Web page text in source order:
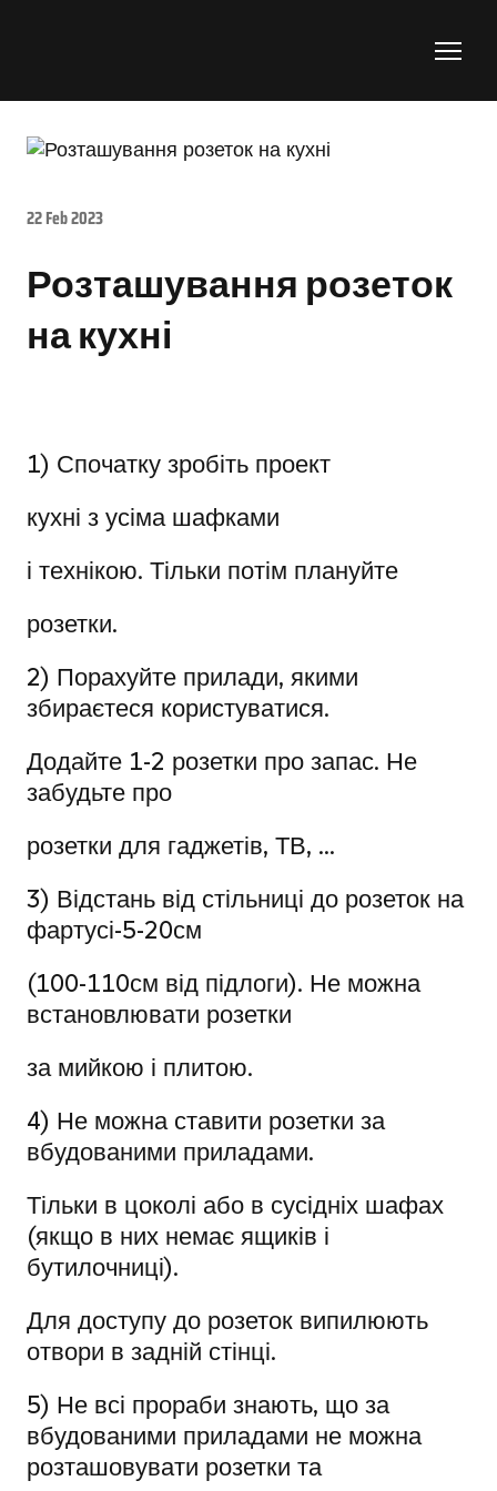
22 Feb 2023
Розташування розеток
на кухні
1) Спочатку зробіть проект
кухні з усіма шафками
і технікою. Тільки потім плануйте
розетки.
2) Порахуйте прилади, якими
збираєтеся користуватися.
Додайте 1-2 розетки про запас. Не
забудьте про
розетки для гаджетів, ТВ, ...
3) Відстань від стільниці до розеток на
фартусі-5-20см
(100-110см від підлоги). Не можна
встановлювати розетки
за мийкою і плитою.
4) Не можна ставити розетки за
вбудованими приладами.
Тільки в цоколі або в сусідніх шафах
(якщо в них немає ящиків і
бутилочниці).
Для доступу до розеток випилюють
отвори в задній стінці.
5) Не всі прораби знають, що за
вбудованими приладами не можна
розташовувати розетки та